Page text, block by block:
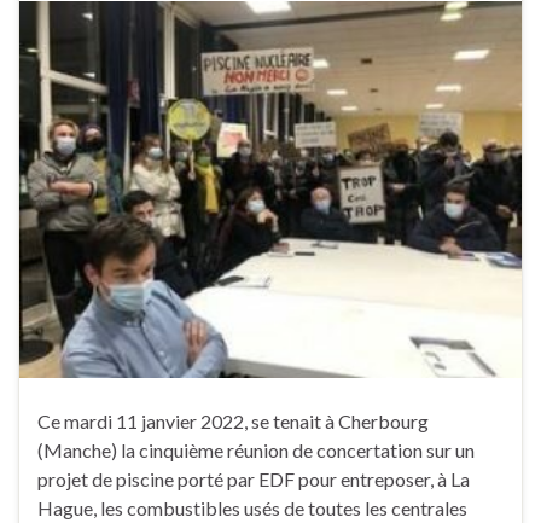
Ce mardi 11 janvier 2022, se tenait à Cherbourg
(Manche) la cinquième réunion de concertation sur un
projet de piscine porté par EDF pour entreposer, à La
Hague, les combustibles usés de toutes les centrales